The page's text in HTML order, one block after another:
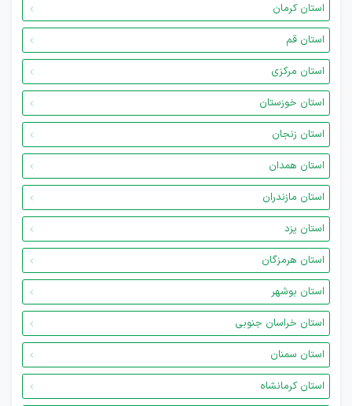
استان کرمان
استان قم
استان مرکزی
استان خوزستان
استان زنجان
استان همدان
استان مازندران
استان یزد
استان هرمزگان
استان بوشهر
استان خراسان جنوبی
استان سمنان
استان کرمانشاه